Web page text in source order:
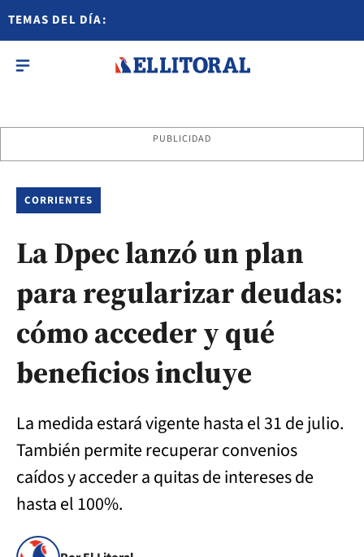
TEMAS DEL DÍA:
PUBLICIDAD
CORRIENTES
La Dpec lanzó un plan
para regularizar deudas:
cómo acceder y qué
beneficios incluye
La medida estará vigente hasta el 31 de julio.
También permite recuperar convenios
caídos y acceder a quitas de intereses de
hasta el 100%.